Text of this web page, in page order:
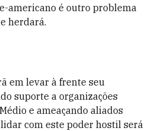
americano é outro problema
herdará.
em levar à frente seu
suporte a organizações
e ameaçando aliados
com este poder hostil será